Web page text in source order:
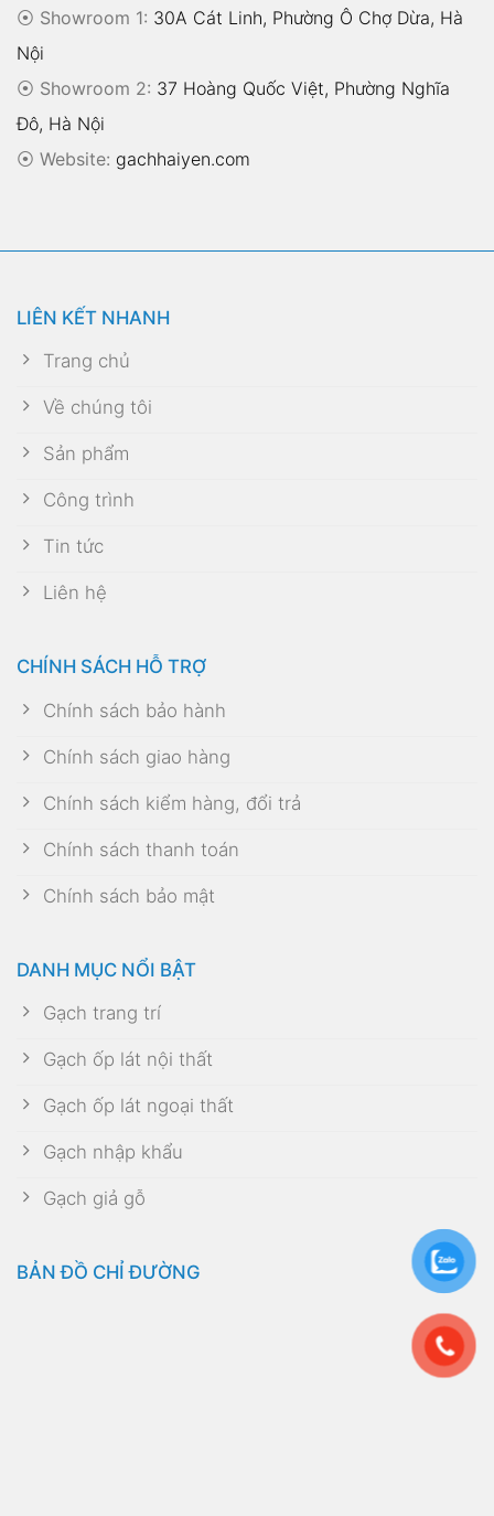
⦿ Showroom 1: 30A Cát Linh, Phường Ô Chợ Dừa, Hà
Nội
⦿ Showroom 2: 37 Hoàng Quốc Việt, Phường Nghĩa
Đô, Hà Nội
⦿ Website: gachhaiyen.com
LIÊN KẾT NHANH
Trang chủ
Về chúng tôi
Sản phẩm
Công trình
Tin tức
Liên hệ
CHÍNH SÁCH HỖ TRỢ
Chính sách bảo hành
Chính sách giao hàng
Chính sách kiểm hàng, đổi trả
Chính sách thanh toán
Chính sách bảo mật
DANH MỤC NỔI BẬT
Gạch trang trí
Gạch ốp lát nội thất
Gạch ốp lát ngoại thất
Gạch nhập khẩu
Gạch giả gỗ
BẢN ĐỒ CHỈ ĐƯỜNG